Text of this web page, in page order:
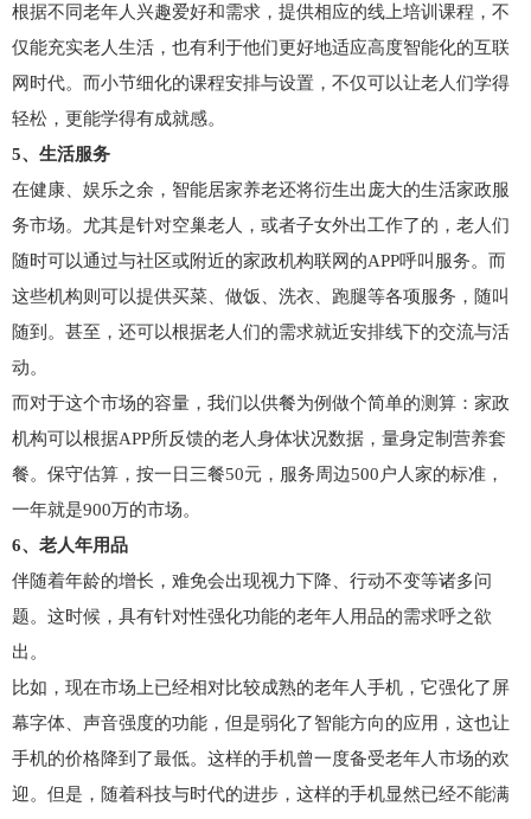
根据不同老年人兴趣爱好和需求，提供相应的线上培训课程，不
仅能充实老人生活，也有利于他们更好地适应高度智能化的互联
网时代。而小节细化的课程安排与设置，不仅可以让老人们学得
轻松，更能学得有成就感。
5、生活服务
在健康、娱乐之余，智能居家养老还将衍生出庞大的生活家政服
务市场。尤其是针对空巢老人，或者子女外出工作了的，老人们
随时可以通过与社区或附近的家政机构联网的APP呼叫服务。而
这些机构则可以提供买菜、做饭、洗衣、跑腿等各项服务，随叫
随到。甚至，还可以根据老人们的需求就近安排线下的交流与活
动。
而对于这个市场的容量，我们以供餐为例做个简单的测算：家政
机构可以根据APP所反馈的老人身体状况数据，量身定制营养套
餐。保守估算，按一日三餐50元，服务周边500户人家的标准，
一年就是900万的市场。
6、老人年用品
伴随着年龄的增长，难免会出现视力下降、行动不变等诸多问
题。这时候，具有针对性强化功能的老年人用品的需求呼之欲
出。
比如，现在市场上已经相对比较成熟的老年人手机，它强化了屏
幕字体、声音强度的功能，但是弱化了智能方向的应用，这也让
手机的价格降到了最低。这样的手机曾一度备受老年人市场的欢
迎。但是，随着科技与时代的进步，这样的手机显然已经不能满